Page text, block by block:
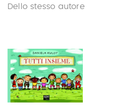
Dello stesso autore